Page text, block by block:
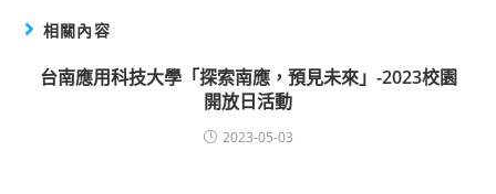
相關內容
台南應用科技大學「探索南應，預見未來」-2023校園
開放日活動
2023-05-03